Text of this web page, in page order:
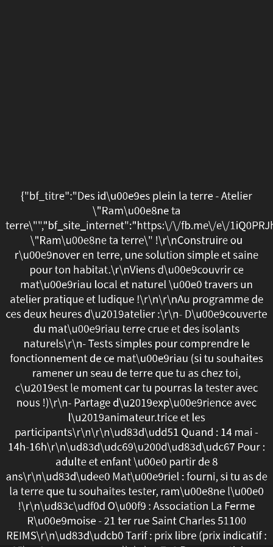
{"bf_titre":"Des id\u00e9es plein la terre - Atelier
\"Ram\u00e8ne ta
terre\"","bf_site_internet":"https:\/\/fb.me\/e\/
\"Ram\u00e8ne ta terre\" !\r\nConstruire ou
r\u00e9nover en terre, une solution simple et saine
pour ton habitat.\r\nViens d\u00e9couvrir ce
mat\u00e9riau local et naturel \u00e0 travers un
atelier pratique et ludique !\r\n\r\nAu programme de
ces deux heures d\u2019atelier :\r\n- D\u00e9couverte
du mat\u00e9riau terre crue et des isolants
naturels\r\n- Tests simples pour comprendre le
fonctionnement de ce mat\u00e9riau (si tu souhaites
ramener un seau de terre que tu as chez toi,
c\u2019est le moment car tu pourras la tester avec
nous !)\r\n- Partage d\u2019exp\u00e9rience avec
l\u2019animateur.trice et les
participants\r\n\r\n\ud83d\udd51 Quand : 14 mai -
14h-16h\r\n\ud83d\udc69\u200d\ud83d\udc67 Pour :
adulte et enfant \u00e0 partir de 8
ans\r\n\ud83d\udee0 Mat\u00e9riel : fourni, si tu as de
la terre que tu souhaites tester, ram\u00e8ne l\u00e0
!\r\n\ud83c\udf0d O\u00f9 : Association La Ferme
R\u00e9moise - 21 ter rue Saint Charles 51100
REIMS\r\n\ud83d\udcb0 Tarif : prix libre (prix indicatif :
\"Ram\u00e8ne
ta
\"Ram\u00e8ne
ta
terre\"
!\r\nConstruire
ou
r\u00e9nover
en
terre,
une
solution
simple